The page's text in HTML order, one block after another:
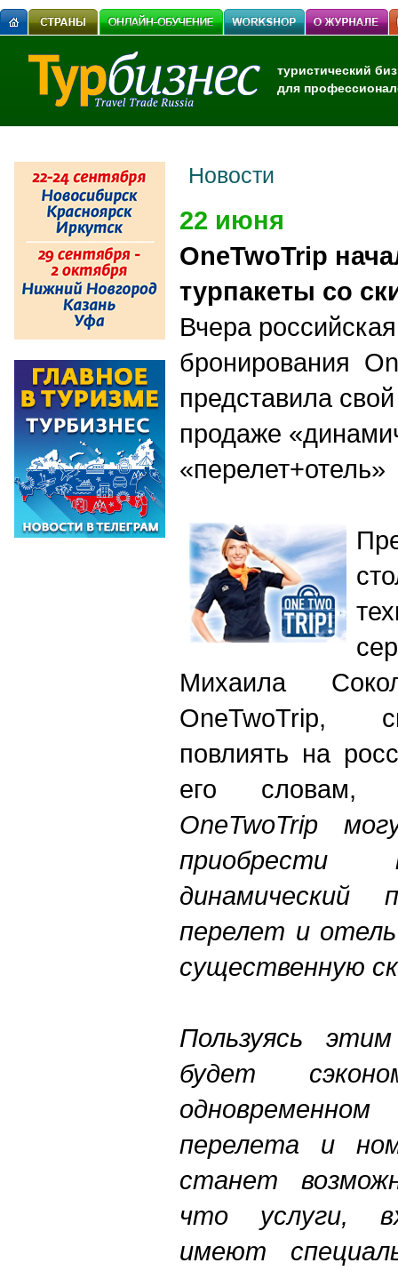
туристический
для
Новости
22 июня
OneTwoTrip
турпакеты со
Вчера
бронирования
представила
продаже
«перелет+отель»
Михаила
OneTwoTrip,
повлиять на
его
OneTwoTrip
приобрести
динамический
перелет и
существенную
Пользуясь
будет
перелета и
станет
что услуги,
имеют